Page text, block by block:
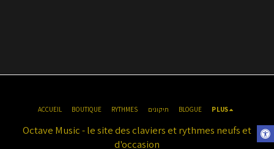
Octave Music - le site des claviers et rythmes neufs et
d'occasion
ACCUEIL BOUTIQUE RYTHMES תיקונים BLOGUE PLUS